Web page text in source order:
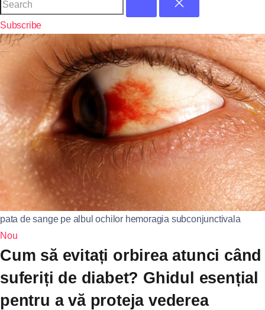
Subscribe
pata de sange pe albul ochilor hemoragia subconjunctivala
Nou
Cum să evitați orbirea atunci când
suferiți de diabet? Ghidul esențial
pentru a vă proteja vederea